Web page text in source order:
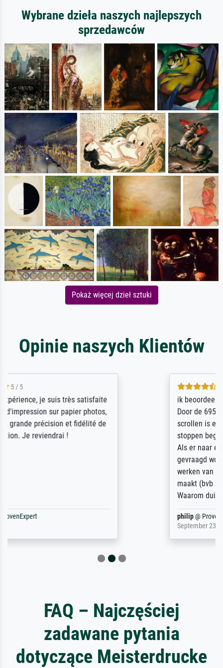
Wybrane dzieła naszych najlepszych
sprzedawców
Pokaż więcej dzieł sztuki
Opinie naszych Klientów
ik beoordeel Meisterdrucke zeer positief.
Door de 69505 beschikbare kunstenaars
scrollen is echter onbegonnen werk (na
stoppen begint het weer van voor af aan).
werken van andere wat het onoverzichtelijk
maakt (bvb zoek Ros = ook Rops, Rose etc).
FAQ – Najczęściej
zadawane pytania
dotyczące Meisterdrucke